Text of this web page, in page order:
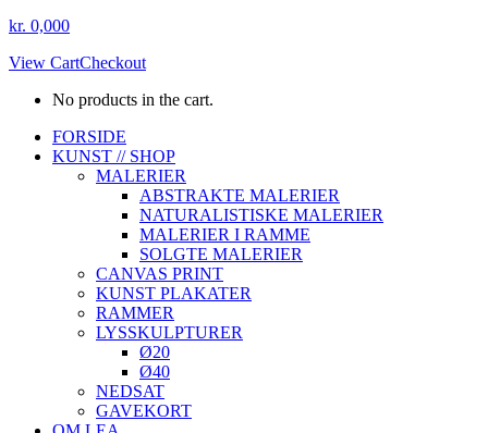
kr. 0,000
View CartCheckout
No products in the cart.
Instagram
page
Facebook
page
FORSIDE
KUNST // SHOP
MALERIER
ABSTRAKTE MALERIER
NATURALISTISKE MALERIER
MALERIER I RAMME
SOLGTE MALERIER
CANVAS PRINT
KUNST PLAKATER
RAMMER
LYSSKULPTURER
Ø20
Ø40
NEDSAT
GAVEKORT